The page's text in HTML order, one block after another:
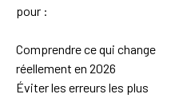
pour :
Comprendre ce qui change
réellement en 2026
Éviter les erreurs les plus